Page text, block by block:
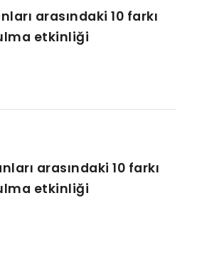
arasındaki 10 farkı
etkinliği
arasındaki 10 farkı
etkinliği